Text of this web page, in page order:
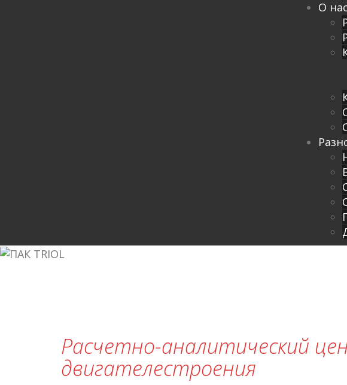
О нас
Расчетно-аналитический
двигателестроения